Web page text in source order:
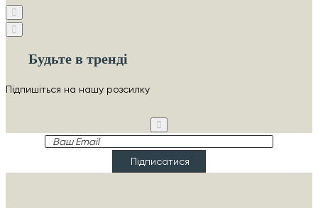
Будьте в тренді
Підпишіться на нашу розсилку
Ваш
Підписатися